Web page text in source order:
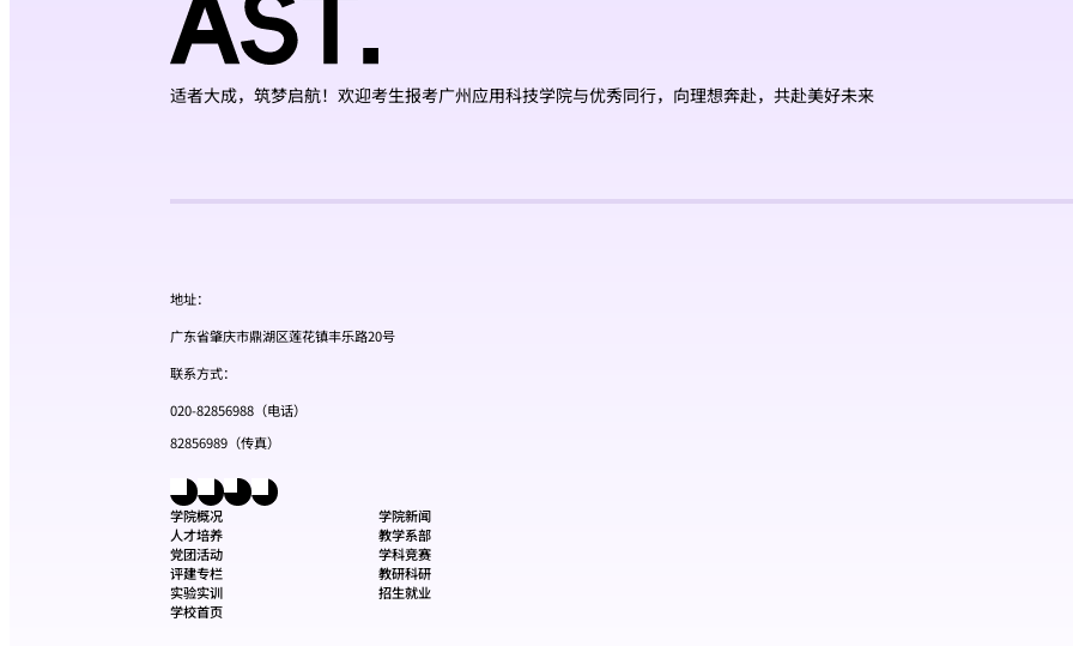
适者大成，筑梦启航！欢迎考生报考广州应用科技学院与优秀同行，向理想奔赴，共赴美好未来
地址：
广东省肇庆市鼎湖区莲花镇丰乐路20号
联系方式：
020-82856988（电话）
82856989（传真）
学院概况
学院新闻
人才培养
教学系部
党团活动
学科竞赛
评建专栏
教研科研
实验实训
招生就业
学校首页